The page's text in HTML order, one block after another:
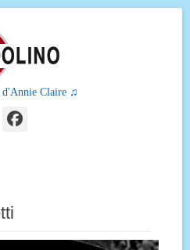
d'Annie Claire ♫
Facebook